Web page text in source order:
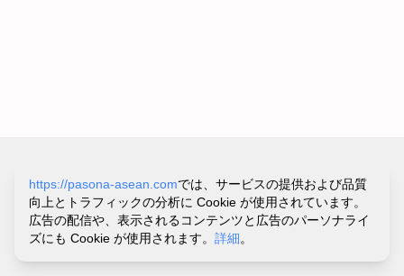
https://pasona-asean.comでは、サービスの提供および品質
向上とトラフィックの分析に Cookie が使用されています。
広告の配信や、表示されるコンテンツと広告のパーソナライ
ズにも Cookie が使用されます。 詳細。
サイトポリシー&プライバシーポリシー
利用規約
お問い合わせ・ヘルプ
© PASONA VIETNAM CO.,LTD.